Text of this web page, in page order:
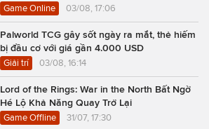
Game Online 03/08, 17:06
Palworld TCG gây sốt ngày ra mắt, thẻ hiếm
bị đầu cơ với giá gần 4.000 USD
Giải trí 03/08, 16:14
Lord of the Rings: War in the North Bất Ngờ
Hé Lộ Khả Năng Quay Trở Lại
Game Offline 31/07, 17:30